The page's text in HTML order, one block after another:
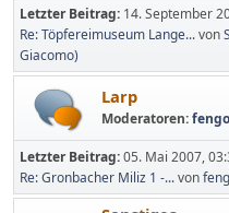
Letzter Beitrag: 14. September
Re: Töpfereimuseum Lange...von
Giacomo)
Larp
Moderatoren:
Letzter Beitrag:05. Mai 2007,
Re: Gronbacher Miliz 1 -...von